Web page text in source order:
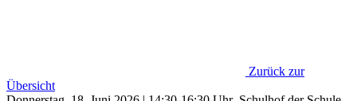
Zurück zur
Übersicht